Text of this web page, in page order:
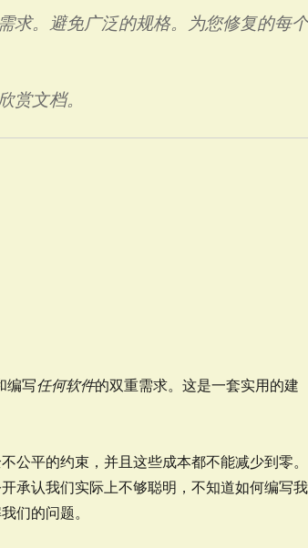
求。避免广泛的规格。为您修复的每
赏文档。
编写任何软件的双重需求。这是一套实用的建
公平的约束，并且这些成本都不能减少到零。
承认我们实际上不够聪明，不知道如何编写我
们的问题。